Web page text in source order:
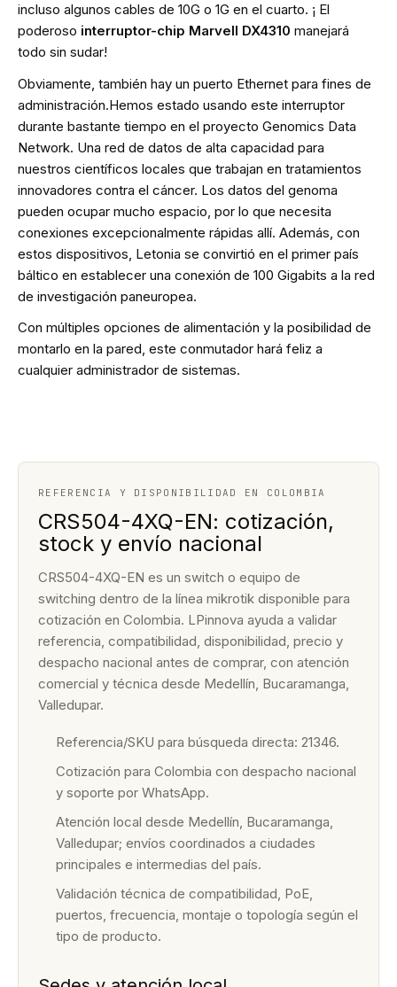
incluso algunos cables de 10G o 1G en el cuarto. ¡ El
poderoso interruptor-chip Marvell DX4310 manejará
todo sin sudar!
Obviamente, también hay un puerto Ethernet para fines de
administración.Hemos estado usando este interruptor
durante bastante tiempo en el proyecto Genomics Data
Network. Una red de datos de alta capacidad para
nuestros científicos locales que trabajan en tratamientos
innovadores contra el cáncer. Los datos del genoma
pueden ocupar mucho espacio, por lo que necesita
conexiones excepcionalmente rápidas allí. Además, con
estos dispositivos, Letonia se convirtió en el primer país
báltico en establecer una conexión de 100 Gigabits a la red
de investigación paneuropea.
Con múltiples opciones de alimentación y la posibilidad de
montarlo en la pared, este conmutador hará feliz a
cualquier administrador de sistemas.
REFERENCIA Y DISPONIBILIDAD EN COLOMBIA
CRS504-4XQ-EN: cotización,
stock y envío nacional
CRS504-4XQ-EN es un switch o equipo de
switching dentro de la línea mikrotik disponible para
cotización en Colombia. LPinnova ayuda a validar
referencia, compatibilidad, disponibilidad, precio y
despacho nacional antes de comprar, con atención
comercial y técnica desde Medellín, Bucaramanga,
Valledupar.
Referencia/SKU para búsqueda directa: 21346.
Cotización para Colombia con despacho nacional
y soporte por WhatsApp.
Atención local desde Medellín, Bucaramanga,
Valledupar; envíos coordinados a ciudades
principales e intermedias del país.
Validación técnica de compatibilidad, PoE,
puertos, frecuencia, montaje o topología según el
tipo de producto.